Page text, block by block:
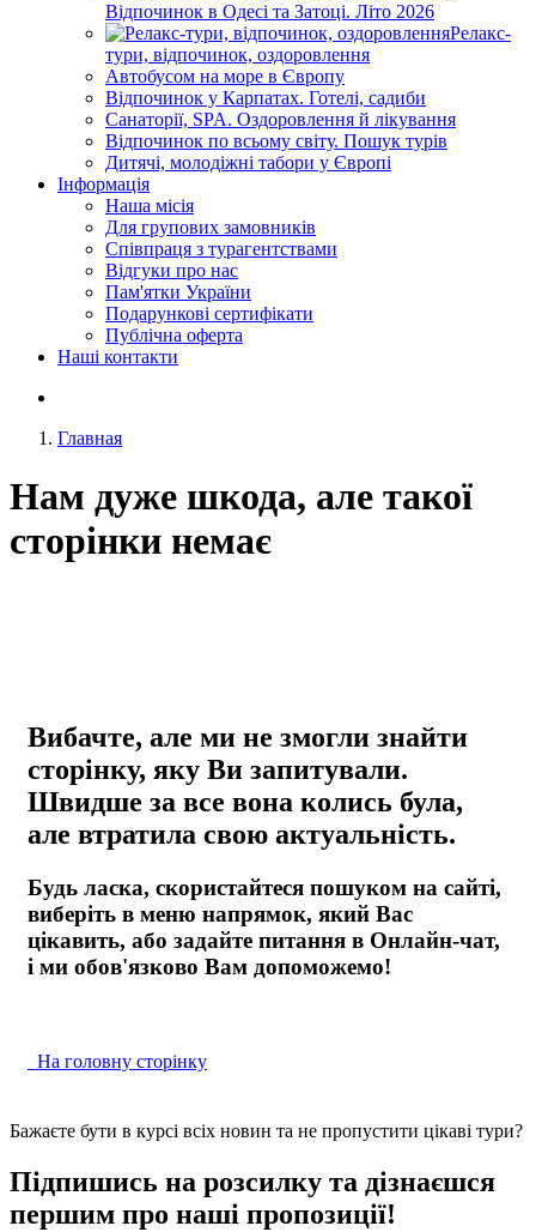
Відпочинок в Одесі та Затоці. Літо 2026
Релакс-
тури, відпочинок, оздоровлення
Автобусом на море в Європу
Відпочинок у Карпатах. Готелі, садиби
Санаторії, SPA. Оздоровлення й лікування
Відпочинок по всьому світу. Пошук турів
Дитячі, молодіжні табори у Європі
Інформація
Наша місія
Для групових замовників
Співпраця з турагентствами
Відгуки про нас
Пам'ятки України
Подарункові сертифікати
Публічна оферта
Наші контакти
Главная
Нам дуже шкода, але такої
сторінки немає
Вибачте, але ми не змогли знайти
сторінку, яку Ви запитували.
Швидше за все вона колись була,
але втратила свою актуальність.
Будь ласка, скористайтеся пошуком на сайті,
виберіть в меню напрямок, який Вас
цікавить, або задайте питання в Онлайн-чат,
і ми обов'язково Вам допоможемо!
На головну сторінку
Бажаєте бути в курсі всіх новин та не пропустити цікаві тури?
Підпишись на розсилку та дізнаєшся
першим про наші пропозиції!